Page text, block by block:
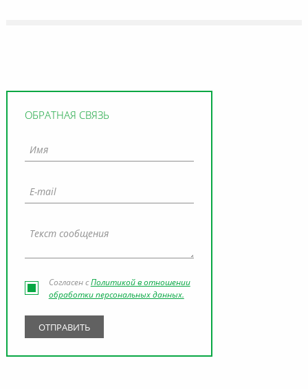
ОБРАТНАЯ СВЯЗЬ
Согласен сПолитикой в отношении
обработки персональных данных.